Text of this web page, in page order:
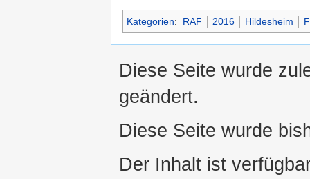
Kategorien: RAF 2016 Hildesheim
Diese Seite wurde
geändert.
Diese Seite wurde
Der Inhalt ist